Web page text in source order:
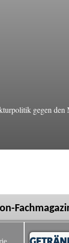
gegen den